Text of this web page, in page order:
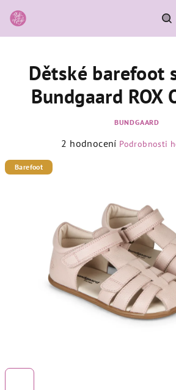
na
obsah
Dětské barefoot
Bundgaard ROX
BUNDGAARD
Průměrné
hvězdiček.
2 hodnocení Podrobnosti
Barefoot